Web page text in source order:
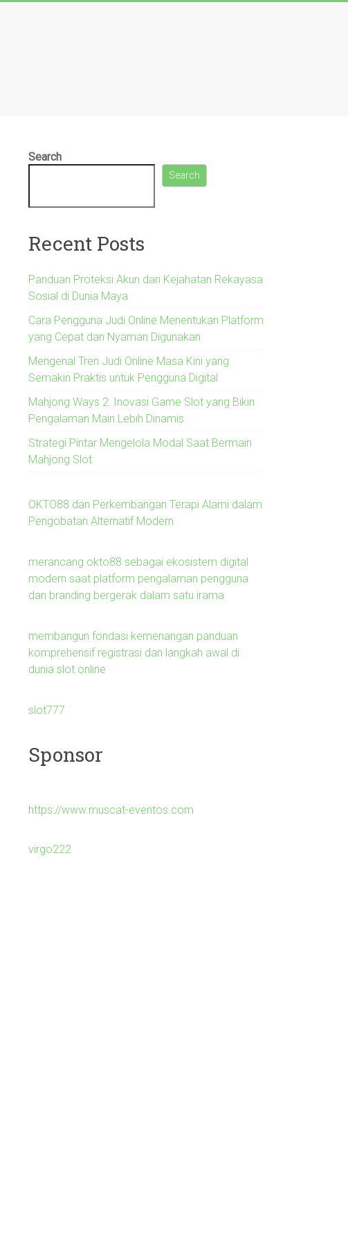
Search
Search
Recent Posts
Panduan Proteksi Akun dari Kejahatan Rekayasa
Sosial di Dunia Maya
Cara Pengguna Judi Online Menentukan Platform
yang Cepat dan Nyaman Digunakan
Mengenal Tren Judi Online Masa Kini yang
Semakin Praktis untuk Pengguna Digital
Mahjong Ways 2: Inovasi Game Slot yang Bikin
Pengalaman Main Lebih Dinamis
Strategi Pintar Mengelola Modal Saat Bermain
Mahjong Slot
OKTO88 dan Perkembangan Terapi Alami dalam
Pengobatan Alternatif Modern
merancang okto88 sebagai ekosistem digital
modern saat platform pengalaman pengguna
dan branding bergerak dalam satu irama
membangun fondasi kemenangan panduan
komprehensif registrasi dan langkah awal di
dunia slot online
slot777
Sponsor
https://www.muscat-eventos.com
virgo222